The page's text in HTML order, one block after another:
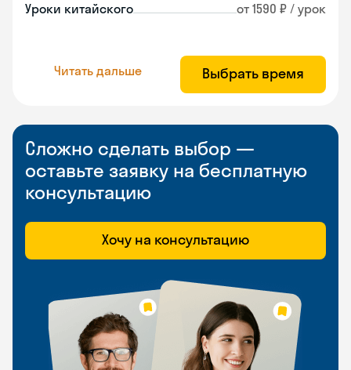
Уроки китайского от 1590 ₽ / урок
Читать дальше Выбрать время
Сложно сделать выбор —
оставьте заявку на бесплатную
консультацию
Хочу на консультацию